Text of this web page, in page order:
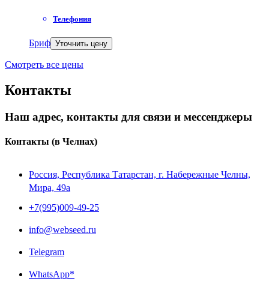
Телефония
Бриф Уточнить цену
Смотреть все цены
Контакты
Наш адрес, контакты для связи и мессенджеры
Контакты (в Челнах)
Россия, Республика Татарстан, г. Набережные Челны,
Мира, 49a
+7(995)009-49-25
info@webseed.ru
Telegram
WhatsApp*